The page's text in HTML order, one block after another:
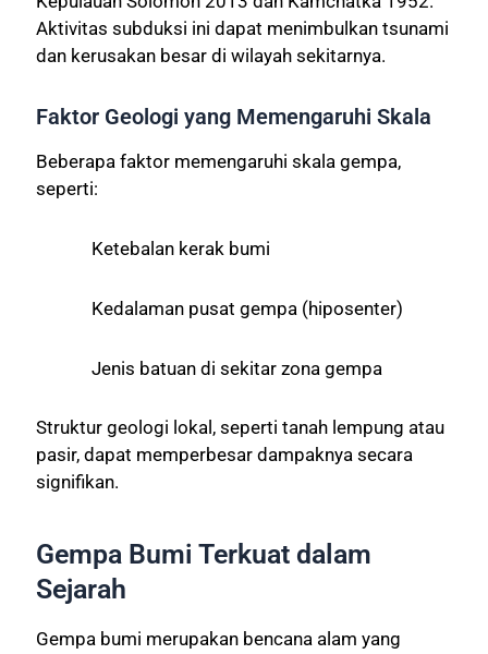
Aktivitas subduksi ini dapat menimbulkan tsunami
dan kerusakan besar di wilayah sekitarnya.
Faktor Geologi yang Memengaruhi Skala
Beberapa faktor memengaruhi skala gempa,
seperti:
Ketebalan kerak bumi
Kedalaman pusat gempa (hiposenter)
Jenis batuan di sekitar zona gempa
Struktur geologi lokal, seperti tanah lempung atau
pasir, dapat memperbesar dampaknya secara
signifikan.
Gempa Bumi Terkuat dalam
Sejarah
Gempa bumi merupakan bencana alam yang